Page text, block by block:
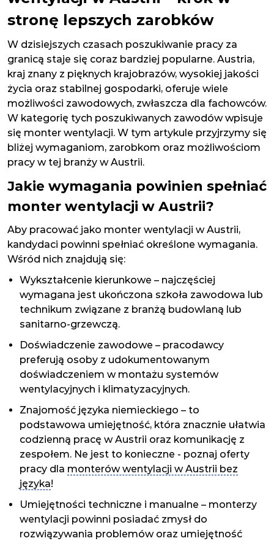
stronę lepszych zarobków
W dzisiejszych czasach poszukiwanie pracy za
granicą staje się coraz bardziej popularne. Austria,
kraj znany z pięknych krajobrazów, wysokiej jakości
życia oraz stabilnej gospodarki, oferuje wiele
możliwości zawodowych, zwłaszcza dla fachowców.
W kategorię tych poszukiwanych zawodów wpisuje
się monter wentylacji. W tym artykule przyjrzymy się
bliżej wymaganiom, zarobkom oraz możliwościom
pracy w tej branży w Austrii.
Jakie wymagania powinien spełniać
monter wentylacji w Austrii?
Aby pracować jako monter wentylacji w Austrii,
kandydaci powinni spełniać określone wymagania.
Wśród nich znajdują się:
Wykształcenie kierunkowe – najczęściej
wymagana jest ukończona szkoła zawodowa lub
technikum związane z branżą budowlaną lub
sanitarno-grzewczą.
Doświadczenie zawodowe – pracodawcy
preferują osoby z udokumentowanym
doświadczeniem w montażu systemów
wentylacyjnych i klimatyzacyjnych.
Znajomość języka niemieckiego – to
podstawowa umiejętność, która znacznie ułatwia
codzienną pracę w Austrii oraz komunikację z
zespołem. Ne jest to konieczne - poznaj oferty
pracy dla monterów wentylacji w Austrii bez
języka!
Umiejętności techniczne i manualne – monterzy
wentylacji powinni posiadać zmysł do
rozwiązywania problemów oraz umiejętność